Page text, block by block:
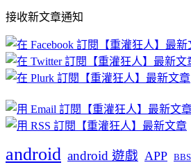
文
章
分
類
接收新文章通知
android android 遊戲 APP BBS